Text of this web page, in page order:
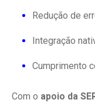
Redução de
Integração
Cumprimento
Com o apoio da